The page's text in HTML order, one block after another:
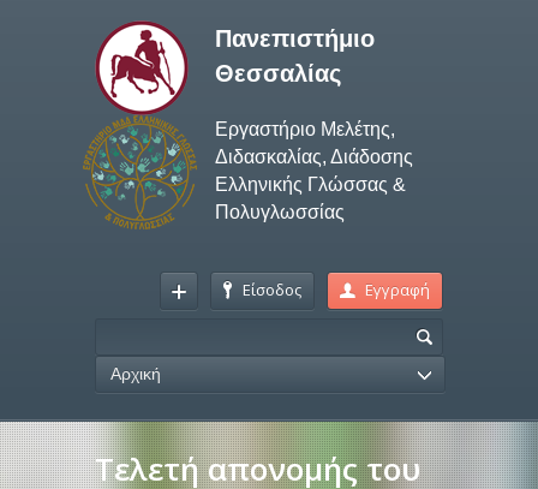
Πανεπιστήμιο
Θεσσαλίας
Εργαστήριο Μελέτης,
Διδασκαλίας, Διάδοσης
Ελληνικής Γλώσσας &
Πολυγλωσσίας
Είσοδος Εγγραφή
Αρχική
Τελετή απονομής του